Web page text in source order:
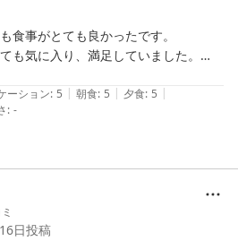
食事がとても良かったです。
も気に入り、満足していました。
満足でした。
です。
す。
ので、また那須に行く時は利用したいで
ーション: 5 | 朝食: 5 | 夕食: 5 |
: -
日投稿